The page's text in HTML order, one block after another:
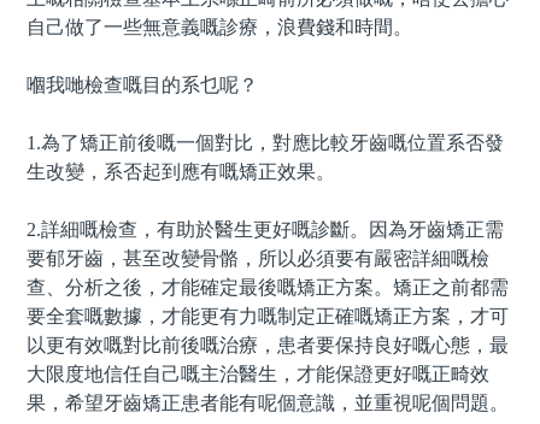
自己做了一些無意義嘅診療，浪費錢和時間。
嗰我哋檢查嘅目的系乜呢？
1.為了矯正前後嘅一個對比，對應比較牙齒嘅位置系否發
生改變，系否起到應有嘅矯正效果。
2.詳細嘅檢查，有助於醫生更好嘅診斷。因為牙齒矯正需
要郁牙齒，甚至改變骨骼，所以必須要有嚴密詳細嘅檢
查、分析之後，才能確定最後嘅矯正方案。矯正之前都需
要全套嘅數據，才能更有力嘅制定正確嘅矯正方案，才可
以更有效嘅對比前後嘅治療，患者要保持良好嘅心態，最
大限度地信任自己嘅主治醫生，才能保證更好嘅正畸效
果，希望牙齒矯正患者能有呢個意識，並重視呢個問題。